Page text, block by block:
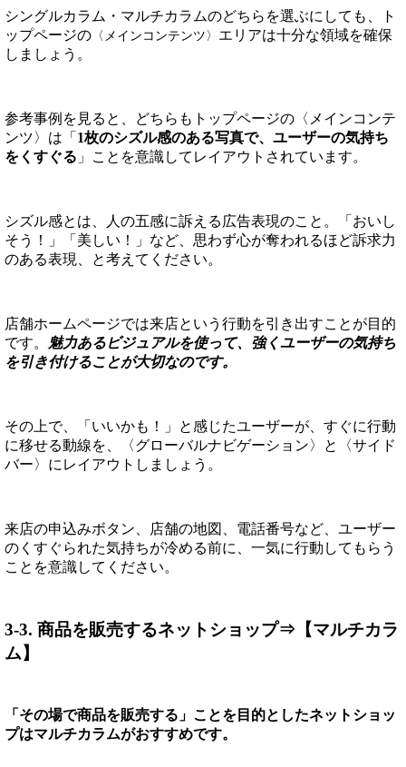
シングルカラム・マルチカラムのどちらを選ぶにしても、ト
ップページの 〈メインコンテンツ〉 エリアは十分な領域を確保
しましょう。
参考事例を見ると、どちらもトップページの〈メインコンテ
ンツ〉は「 1枚のシズル感のある写真で、ユーザーの気持ち
をくすぐる 」ことを意識してレイアウトされています。
シズル感とは、人の五感に訴える広告表現のこと。「おいし
そう！」「美しい！」など、思わず心が奪われるほど訴求力
のある表現、と考えてください。
店舗ホームページでは来店という行動を引き出すことが目的
です。 魅力あるビジュアルを使って、強くユーザーの気持ち
を引き付けることが大切なのです。
その上で、「いいかも！」と感じたユーザーが、すぐに行動
に移せる動線を、〈グローバルナビゲーション〉と〈サイド
バー〉にレイアウトしましょう。
来店の申込みボタン、店舗の地図、電話番号など、ユーザー
のくすぐられた気持ちが冷める前に、一気に行動してもらう
ことを意識してください。
3-3. 商品を販売するネットショップ⇒【マルチカラ
ム】
「その場で商品を販売する」ことを目的としたネットショッ
プはマルチカラムがおすすめです。